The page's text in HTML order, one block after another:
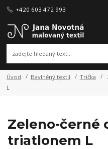
+420 603 472 993
Úvod Bavlněný textil Trička
L
Zeleno-černé
triatlonem L